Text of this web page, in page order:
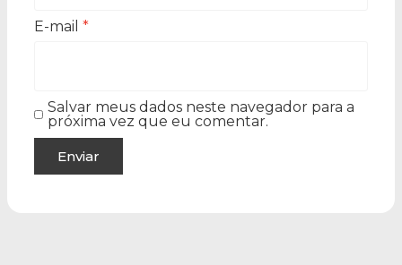
E-mail *
Salvar meus dados neste navegador para a
próxima vez que eu comentar.